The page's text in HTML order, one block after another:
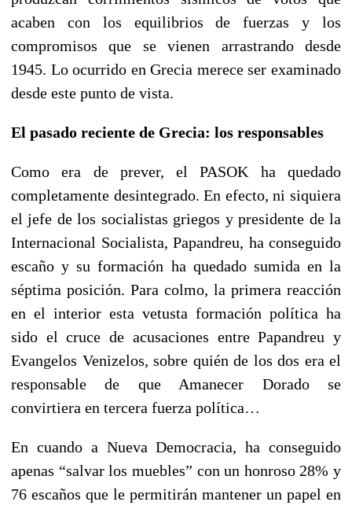
acaben con los equilibrios de fuerzas y los
compromisos que se vienen arrastrando desde
1945. Lo ocurrido en Grecia merece ser examinado
desde este punto de vista.
El pasado reciente de Grecia: los responsables
Como era de prever, el PASOK ha quedado
completamente desintegrado. En efecto, ni siquiera
el jefe de los socialistas griegos y presidente de la
Internacional Socialista, Papandreu, ha conseguido
escaño y su formación ha quedado sumida en la
séptima posición. Para colmo, la primera reacción
en el interior esta vetusta formación política ha
sido el cruce de acusaciones entre Papandreu y
Evangelos Venizelos, sobre quién de los dos era el
responsable de que Amanecer Dorado se
convirtiera en tercera fuerza política…
En cuando a Nueva Democracia, ha conseguido
apenas “salvar los muebles” con un honroso 28% y
76 escaños que le permitirán mantener un papel en